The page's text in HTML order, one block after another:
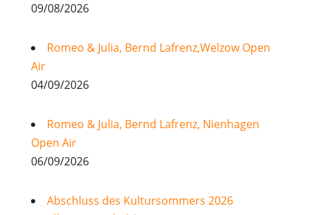
09/08/2026
Romeo & Julia, Bernd Lafrenz,Welzow Open
Air
04/09/2026
Romeo & Julia, Bernd Lafrenz, Nienhagen
Open Air
06/09/2026
Abschluss des Kultursommers 2026